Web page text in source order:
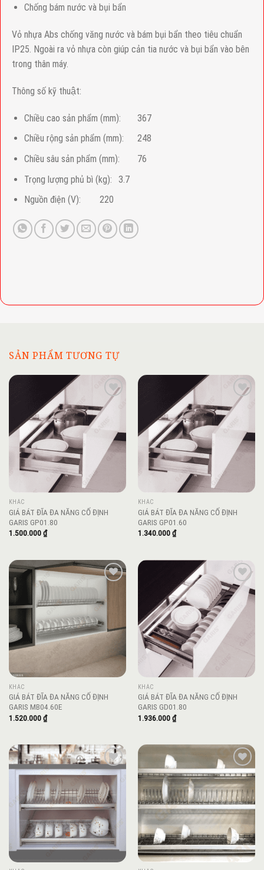
Chống bám nước và bụi bẩn
Vỏ nhựa Abs chống văng nước và bám bụi bẩn theo tiêu chuẩn
IP25. Ngoài ra vỏ nhựa còn giúp cản tia nước và bụi bẩn vào bên
trong thân máy.
Thông số kỹ thuật:
Chiều cao sản phẩm (mm):
367
Chiều rộng sản phẩm (mm):
248
Chiều sâu sản phẩm (mm):
76
Trọng lượng phủ bì (kg):
3.7
Nguồn điện (V):
220
SẢN PHẨM TƯƠNG TỰ
Add to
wishlist
KHÁC
GIÁ BÁT ĐĨA ĐA NĂNG CỐ ĐỊNH
GARIS GP01.80
1.500.000₫
Add to
wishlist
KHÁC
GIÁ BÁT ĐĨA ĐA NĂNG CỐ ĐỊNH
GARIS GP01.60
1.340.000₫
wishlist
KHÁC
GIÁ BÁT ĐĨA ĐA NĂNG CỐ ĐỊNH
GARIS MB04.60E
1.520.000₫
Add to
wishlist
KHÁC
GIÁ BÁT ĐĨA ĐA NĂNG CỐ ĐỊNH
GARIS GD01.80
1.936.000₫
Add to
wishlist
Add to
wishlist